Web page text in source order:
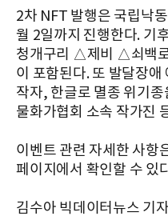
2차 NFT 발행은 국립낙
월 2일까지 진행한다. 기
청개구리 △제비 △쇠백
이 포함된다. 또 발달장애
작자, 한글로 멸종 위기
물화가협회 소속 작가진
이벤트 관련 자세한 사항
페이지에서 확인할 수 있
김수아 빅데이터뉴스